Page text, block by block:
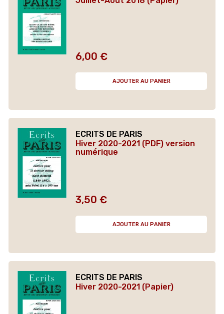
Prix
6,00 €
AJOUTER AU PANIER
ECRITS DE PARIS
Hiver 2020-2021 (PDF) version
numérique
Prix
3,50 €
AJOUTER AU PANIER
ECRITS DE PARIS
Hiver 2020-2021 (Papier)